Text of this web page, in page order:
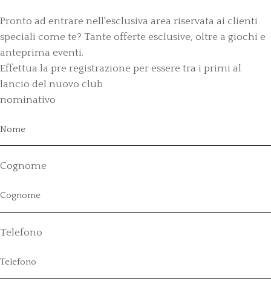
Pronto ad entrare nell'esclusiva area riservata ai clienti
speciali come te? Tante offerte esclusive, oltre a giochi e
anteprima eventi.
Effettua la pre registrazione per essere tra i primi al
lancio del nuovo club
nominativo
Cognome
Telefono